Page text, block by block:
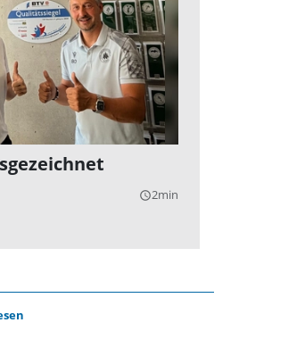
query_builder2min